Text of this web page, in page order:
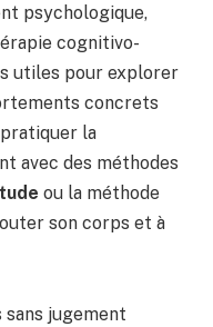
psychologique,
cognitivo-
utiles pour explorer
concrets
la
avec des méthodes
ou la méthode
son corps et à
sans jugement